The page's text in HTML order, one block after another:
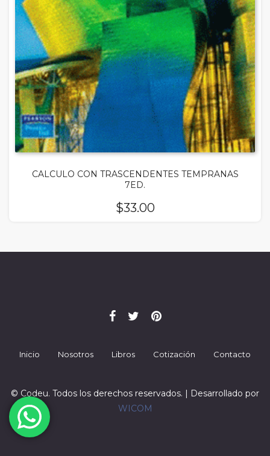
CALCULO CON TRASCENDENTES TEMPRANAS
7ED.
$33.00
Inicio Nosotros Libros Cotización Contacto
© Codeu. Todos los derechos reservados. | Desarrollado por
WICOM